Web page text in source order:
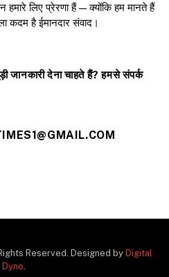
लिए प्रेरणा हैं — क्योंकि हम मानते हैं
कदम है ईमानदार संवाद।
जानकारी देना चाहते हैं? हमसे संपर्क
Reserved. Designed by Digital
Dyno.